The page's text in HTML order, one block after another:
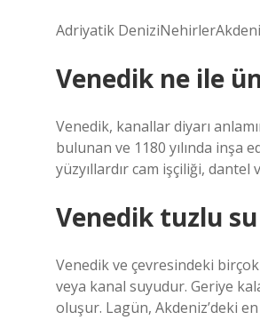
Adriyatik
Venedik ne ile
Venedik, kanallar diyarı
bulunan ve 1180 yılında inşa
yüzyıllardır cam işçiliği,
Venedik tuzlu
Venedik ve çevresindeki birçok
veya kanal suyudur. Geriye
oluşur. Lagün, Akdeniz’deki